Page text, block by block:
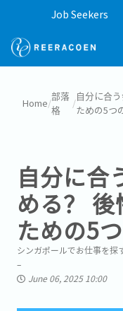
Job Seekers
Home/
部落
格
/
自分に合
ための5つ
自分に合
める？
ための5
シンガポールでお仕事を探
June 06, 2025 10:00